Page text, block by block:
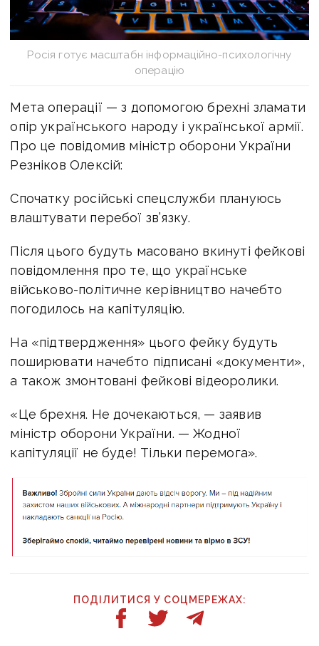
Росія готує масштабн інформаційно-психологічну
операцію
Мета операції — з допомогою брехні зламати
опір українського народу і української армії.
Про це повідомив міністр оборони України
Резніков Олексій:
Спочатку російські спецслужби плануюсь
влаштувати перебої зв’язку.
Після цього будуть масовано вкинуті фейкові
повідомлення про те, що українське
військово-політичне керівництво начебто
погодилось на капітуляцію.
На «підтвердження» цього фейку будуть
поширювати начебто підписані «документи»,
а також змонтовані фейкові відеоролики.
«Це брехня. Не дочекаються, — заявив
міністр оборони України. — Жодної
капітуляції не буде! Тільки перемога».
ПОДІЛИТИСЯ У СОЦМЕРЕЖАХ: